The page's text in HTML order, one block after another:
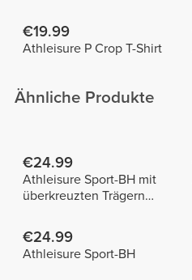
€19.99
Athleisure P Crop T-Shirt
Ähnliche Produkte
€24.99
Athleisure Sport-BH mit
überkreuzten Trägern
€24.99
Athleisure Sport-BH